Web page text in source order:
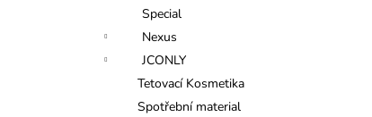
Special
Nexus
JCONLY
Tetovací Kosmetika
Spotřební material
1007RLL